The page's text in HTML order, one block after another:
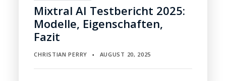
Mixtral AI Testbericht 2025:
Modelle, Eigenschaften,
Fazit
CHRISTIAN PERRY ▪ AUGUST 20, 2025